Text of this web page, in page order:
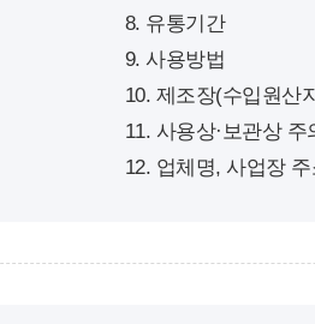
8. 유통기간
9. 사용방법
10. 제조장(수입원산
11. 사용상·보관상 주
12. 업체명, 사업장